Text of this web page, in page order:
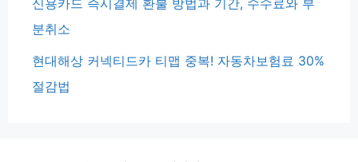
분취소
현대해상 커넥티드카 티맵 중복! 자동차보험료 30%
절감법